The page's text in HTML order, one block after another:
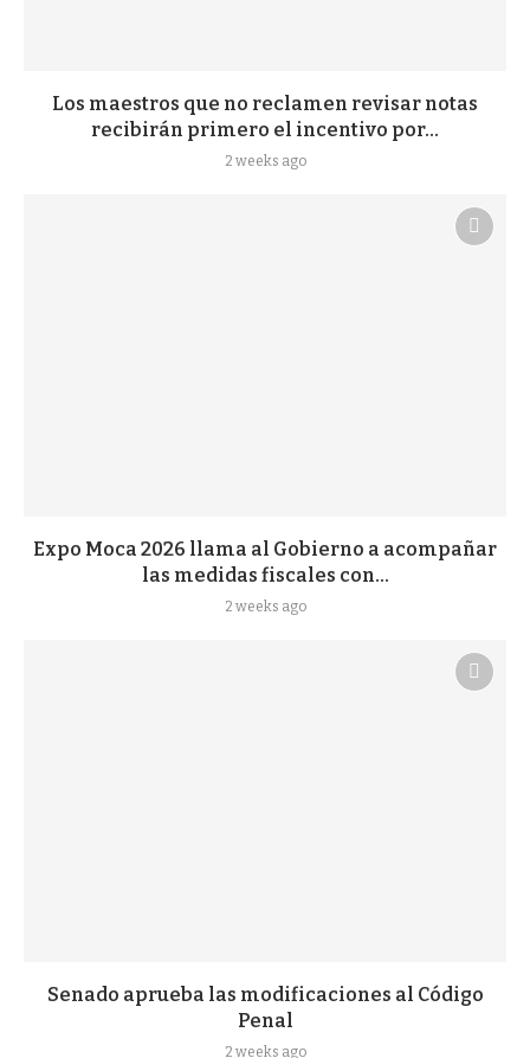
Los maestros que no reclamen revisar notas
recibirán primero el incentivo por...
2 weeks ago
Expo Moca 2026 llama al Gobierno a acompañar
las medidas fiscales con...
2 weeks ago
Senado aprueba las modificaciones al Código
Penal
2 weeks ago